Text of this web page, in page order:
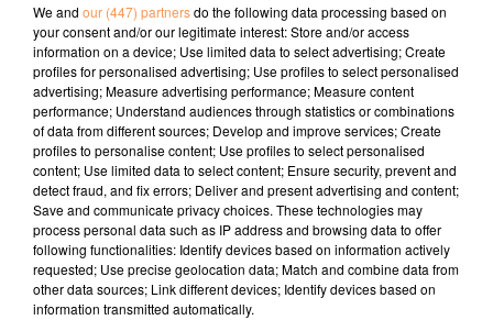
Site internet :www.croquettes-service.com
Facebook :Croquettes Service
Instagram :@croquettes_service64
TITRES DIFFUSÉS
We and our (447) partnersdo the following data processing based on
your consent and/or our legitimate interest: Store and/or access
information on a device; Use limited data to select advertising; Create
profiles for personalised advertising; Use profiles to select personalised
advertising; Measure advertising performance; Measure content
performance; Understand audiences through statistics or combinations
of data from different sources; Develop and improve services; Create
profiles to personalise content; Use profiles to select personalised
content; Use limited data to select content; Ensure security, prevent and
detect fraud, and fix errors; Deliver and present advertising and content;
Save and communicate privacy choices. These technologies may
process personal data such as IP address and browsing data to offer
following functionalities: Identify devices based on information actively
requested; Use precise geolocation data; Match and combine data from
other data sources; Link different devices; Identify devices based on
information transmitted automatically.